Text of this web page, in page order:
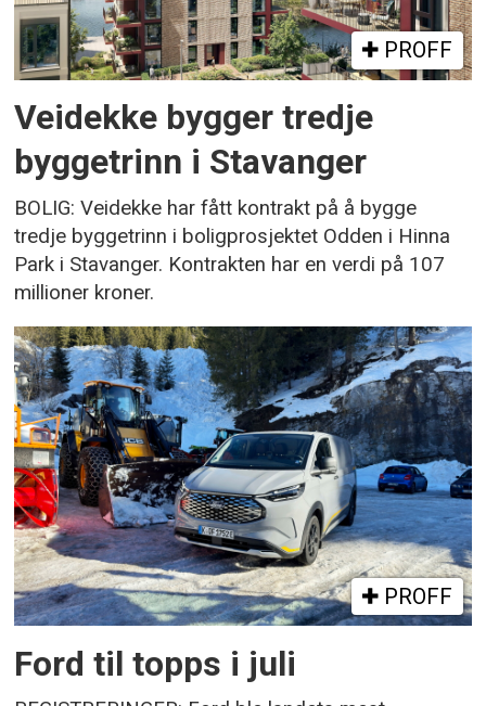
PROFF
Veidekke bygger tredje
byggetrinn i Stavanger
BOLIG: Veidekke har fått kontrakt på å bygge
tredje byggetrinn i boligprosjektet Odden i Hinna
Park i Stavanger. Kontrakten har en verdi på 107
millioner kroner.
PROFF
Ford til topps i juli